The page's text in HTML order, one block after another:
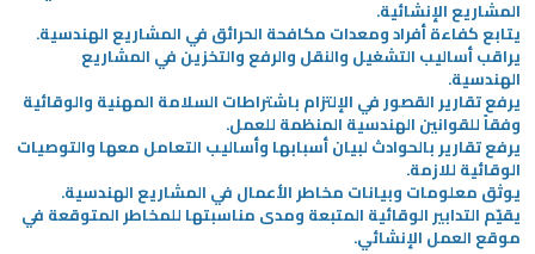
المشاريع الإنشائية.
يتابع كفاءة أفراد ومعدات مكافحة الحرائق في المشاريع الهندسية.
يراقب أساليب التشغيل والنقل والرفع والتخزين في المشاريع
الهندسية.
يرفع تقارير القصور في الإلتزام باشتراطات السلامة المهنية والوقائية
وفقاً للقوانين الهندسية المنظمة للعمل.
يرفع تقارير بالحوادث لبيان أسبابها وأساليب التعامل معها والتوصيات
الوقائية للازمة.
يوثق معلومات وبيانات مخاطر الأعمال في المشاريع الهندسية.
يقيّم التدابير الوقائية المتبعة ومدى مناسبتها للمخاطر المتوقعة في
موقع العمل الإنشائي.